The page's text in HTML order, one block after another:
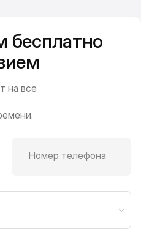
бесплатно
на все
Номер телефона